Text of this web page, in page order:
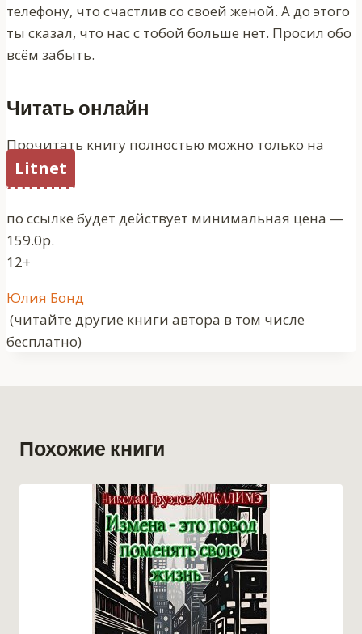
телефону, что счастлив со своей женой. А до этого
ты сказал, что нас с тобой больше нет. Просил обо
всём забыть.
Читать онлайн
Прочитать книгу полностью можно только на
Litnet
по ссылке будет действует минимальная цена —
159.0р.
12+
Метки
записи:
Юлия Бонд
(читайте другие книги автора в том числе
бесплатно)
Похожие книги